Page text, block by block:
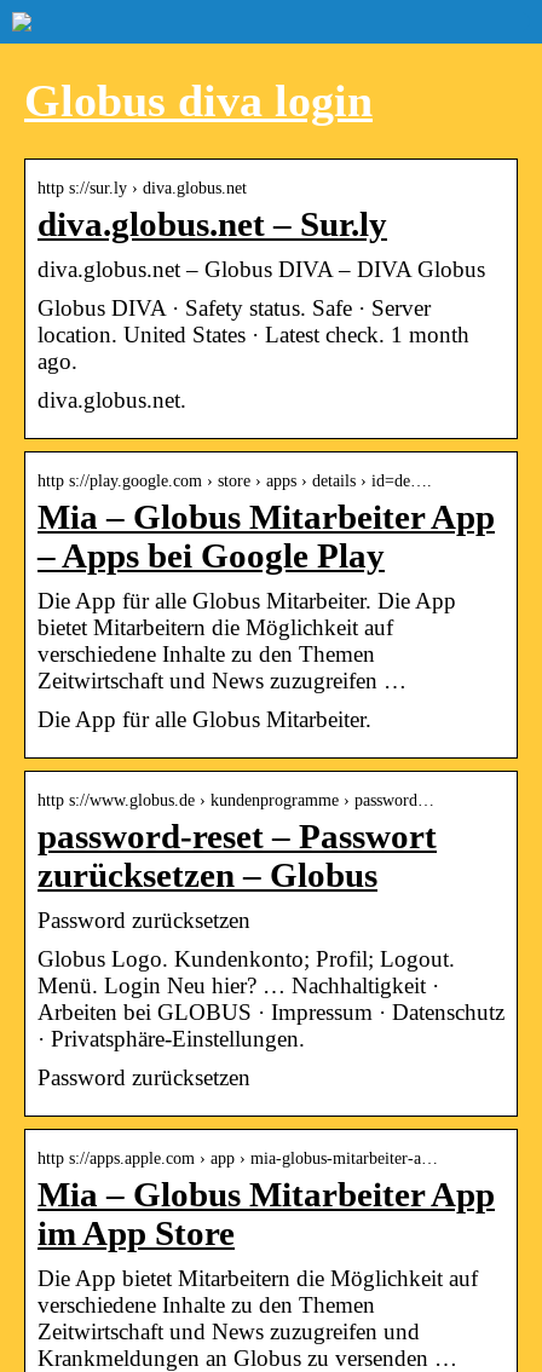
Globus diva login
http s://sur.ly › diva.globus.net
diva.globus.net – Sur.ly
diva.globus.net – Globus DIVA – DIVA Globus
Globus DIVA · Safety status. Safe · Server
location. United States · Latest check. 1 month
ago.
diva.globus.net.
http s://play.google.com › store › apps › details › id=de….
Mia – Globus Mitarbeiter App
– Apps bei Google Play
Die App für alle Globus Mitarbeiter. Die App
bietet Mitarbeitern die Möglichkeit auf
verschiedene Inhalte zu den Themen
Zeitwirtschaft und News zuzugreifen …
Die App für alle Globus Mitarbeiter.
http s://www.globus.de › kundenprogramme › password…
password-reset – Passwort
zurücksetzen – Globus
Password zurücksetzen
Globus Logo. Kundenkonto; Profil; Logout.
Menü. Login Neu hier? … Nachhaltigkeit ·
Arbeiten bei GLOBUS · Impressum · Datenschutz
· Privatsphäre-Einstellungen.
Password zurücksetzen
http s://apps.apple.com › app › mia-globus-mitarbeiter-a…
Mia – Globus Mitarbeiter App
im App Store
Die App bietet Mitarbeitern die Möglichkeit auf
verschiedene Inhalte zu den Themen
Zeitwirtschaft und News zuzugreifen und
Krankmeldungen an Globus zu versenden …